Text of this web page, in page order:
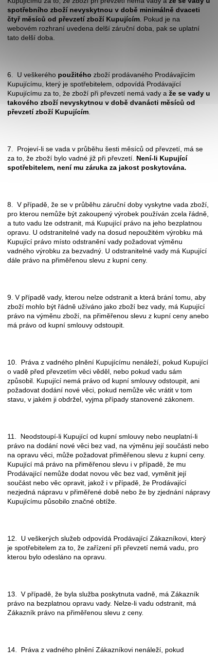
spotřebního zboží nevyskytnou v době minimálně dvaceti
čtyř měsíců od převzetí zboží Kupujícím . Pokud je na
webovém rozhraní uvedena delší záruční doba, pak se uplatní
tato delší doba.
6. U veškerého použitého zboží prodávaného Prodávajícím
Kupujícímu, který je spotřebitelem, odpovídá Prodávající
Kupujícímu za to, že zboží při převzetí nemá vady a že se vady u
takového zboží nevyskytnou v době dvanácti měsíců od
převzetí zboží Kupujícím
7. Projeví-li se vada v průběhu šesti měsíců od převzetí, má se
za to, že zboží bylo vadné již při převzetí. Není-li Kupující
spotřebitelem, není mu záruka za jakost poskytována.
8. V případě, že se v průběhu záruční doby vyskytne vada zboží,
pro kterou nemůže být zakoupený výrobek používán zcela řádně,
a tuto vadu lze odstranit, má Kupující právo na jeho bezplatnou
opravu. U odstranitelné vady na dosud nepoužitém výrobku má
Kupující právo místo odstranění vady požadovat výměnu
vadného výrobku za bezvadný. U odstranitelné vady má Kupující
dále právo na přiměřenou slevu z kupní ceny.
9. V případě vady, kterou nelze odstranit a která brání tomu, aby
zboží mohlo být řádně užíváno jako zboží bez vady, má Kupující
právo na výměnu zboží, na přiměřenou slevu z kupní ceny anebo
má právo od kupní smlouvy odstoupit.
10. Práva z vadného plnění Kupujícímu nenáleží, pokud Kupující
o vadě před převzetím věci věděl, nebo pokud vadu sám
způsobil. Kupující nemá právo od kupní smlouvy odstoupit, ani
požadovat dodání nové věci, pokud nemůže věc vrátit v tom
stavu, v jakém ji obdržel, vyjma případy stanovené zákonem.
11. Neodstoupí-li Kupující od kupní smlouvy nebo neuplatní-li
právo na dodání nové věci bez vad, na výměnu její součásti nebo
na opravu věci, může požadovat přiměřenou slevu z kupní ceny.
Kupující má právo na přiměřenou slevu i v případě, že mu
Prodávající nemůže dodat novou věc bez vad, vyměnit její
součást nebo věc opravit, jakož i v případě, že Prodávající
nezjedná nápravu v přiměřené době nebo že by zjednání nápravy
Kupujícímu působilo značné obtíže.
12. U veškerých služeb odpovídá Prodávající Zákazníkovi, který
je spotřebitelem za to, že zařízení při převzetí nemá vadu, pro
kterou bylo odesláno na opravu.
13. V případě, že byla služba poskytnuta vadně, má Zákazník
právo na bezplatnou opravu vady. Nelze-li vadu odstranit, má
Zákazník právo na přiměřenou slevu z ceny.
14. Práva z vadného plnění Zákazníkovi nenáleží, pokud